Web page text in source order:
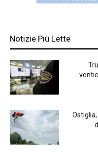
Notizie Più Lette